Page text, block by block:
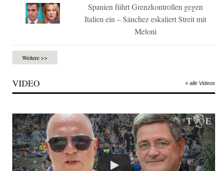
Spanien führt Grenzkontrollen gegen
Italien ein – Sánchez eskaliert Streit mit
Meloni
Weitere >>
VIDEO » alle Videos